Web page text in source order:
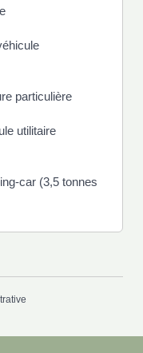
particulière
utilitaire
car (3,5 tonnes